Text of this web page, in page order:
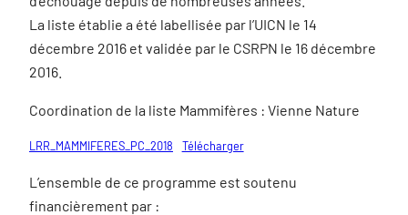
La liste établie a été labellisée par l’UICN le 14
décembre 2016 et validée par le CSRPN le 16 décembre
2016.
Coordination de la liste Mammifères : Vienne Nature
LRR_MAMMIFERES_PC_2018 Télécharger
L’ensemble de ce programme est soutenu
financièrement par :